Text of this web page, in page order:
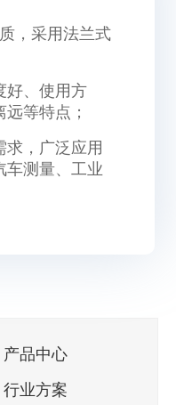
， 采用法兰式
好、使用方
等特点；
求，广泛应用
车测量、工业
产品中心
行业方案